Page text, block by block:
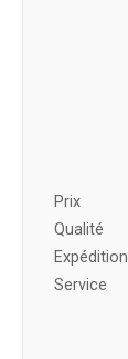
Prix ​​
Qualité
Expédition
Service